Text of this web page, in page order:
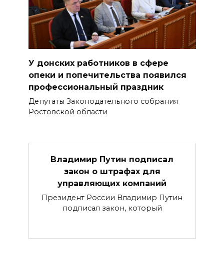
У донских работников в сфере
опеки и попечительства появился
профессиональный праздник
Депутаты Законодательного собрания
Ростовской области
Владимир Путин подписал
закон о штрафах для
управляющих компаний
Президент России Владимир Путин
подписал закон, который